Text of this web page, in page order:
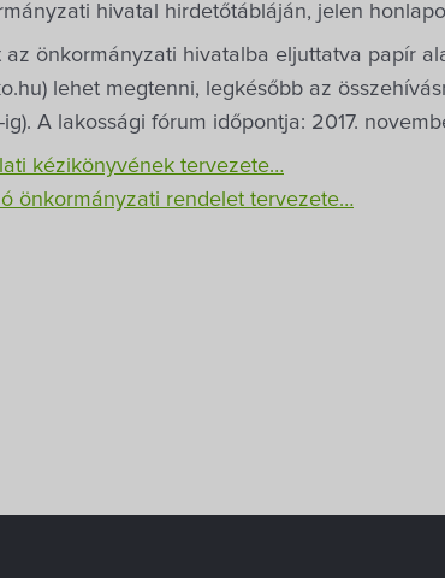
hivatal hirdetőtábláján, jelen
önkormányzati hivatalba eljuttatva papír
lehet megtenni, legkésőbb az
A lakossági fórum időpontja: 2017.
kézikönyvének tervezete…
önkormányzati rendelet tervezete…